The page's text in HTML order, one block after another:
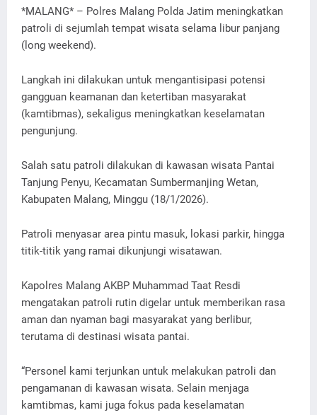
*MALANG* – Polres Malang Polda Jatim meningkatkan
patroli di sejumlah tempat wisata selama libur panjang
(long weekend).
Langkah ini dilakukan untuk mengantisipasi potensi
gangguan keamanan dan ketertiban masyarakat
(kamtibmas), sekaligus meningkatkan keselamatan
pengunjung.
Salah satu patroli dilakukan di kawasan wisata Pantai
Tanjung Penyu, Kecamatan Sumbermanjing Wetan,
Kabupaten Malang, Minggu (18/1/2026).
Patroli menyasar area pintu masuk, lokasi parkir, hingga
titik-titik yang ramai dikunjungi wisatawan.
Kapolres Malang AKBP Muhammad Taat Resdi
mengatakan patroli rutin digelar untuk memberikan rasa
aman dan nyaman bagi masyarakat yang berlibur,
terutama di destinasi wisata pantai.
“Personel kami terjunkan untuk melakukan patroli dan
pengamanan di kawasan wisata. Selain menjaga
kamtibmas, kami juga fokus pada keselamatan